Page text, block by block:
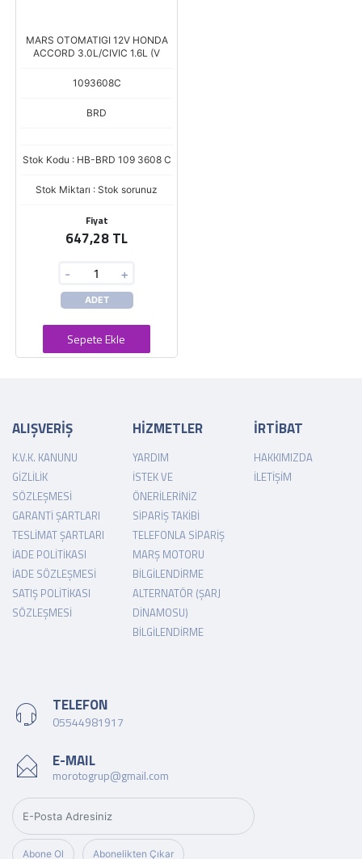
MARS OTOMATIGI 12V HONDA
ACCORD 3.0L/CIVIC 1.6L (V
1093608C
BRD
Stok Kodu : HB-BRD 109 3608 C
Stok Miktarı : Stok sorunuz
Fiyat
647,28 TL
- +
ADET
Sepete Ekle
ALIŞVERİŞ
K.V.K. KANUNU
GIZLILIK
SÖZLEŞMESI
GARANTI ŞARTLARI
TESLIMAT ŞARTLARI
İADE POLITIKASI
İADE SÖZLEŞMESI
SATIŞ POLITIKASI
SÖZLEŞMESI
HİZMETLER
YARDIM
İSTEK VE
ÖNERILERINIZ
SIPARIŞ TAKIBI
TELEFONLA SIPARIŞ
MARŞ MOTORU
BILGILENDIRME
ALTERNATÖR (ŞARJ
DINAMOSU)
BILGILENDIRME
İRTİBAT
HAKKIMIZDA
İLETIŞIM
TELEFON
05544981917
E-MAIL
morotogrup@gmail.com
Abone Ol Abonelikten Çıkar